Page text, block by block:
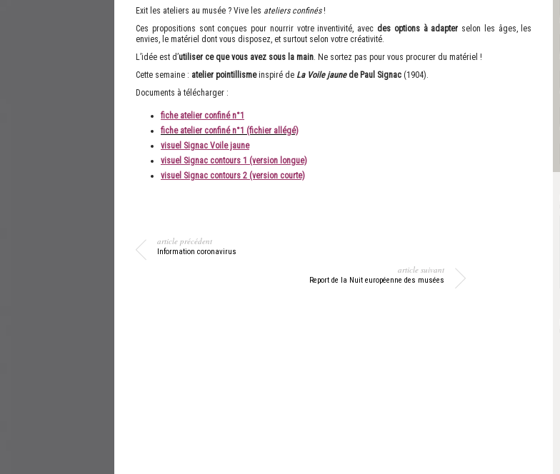
Exit les ateliers au musée ? Vive les ateliers confinés!
Ces propositions sont conçues pour nourrir votre inventivité, avec des options à adapter selon les âges, les
envies, le matériel dont vous disposez, et surtout selon votre créativité.
L’idée est d’utiliser ce que vous avez sous la main. Ne sortez pas pour vous procurer du matériel !
Cette semaine : atelier pointillismeinspiré de La Voile jaune de Paul Signac (1904).
Documents à télécharger :
fiche atelier confiné n°1
fiche atelier confiné n°1 (fichier allégé)
visuel Signac Voile jaune
visuel Signac contours 1 (version longue)
visuel Signac contours 2 (version courte)
article précédent
Information coronavirus
article suivant
Report de la Nuit européenne des musées